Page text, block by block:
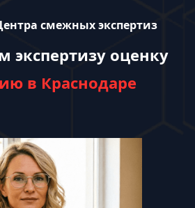
смежных экспертиз
экспертизу оценку
в Краснодаре